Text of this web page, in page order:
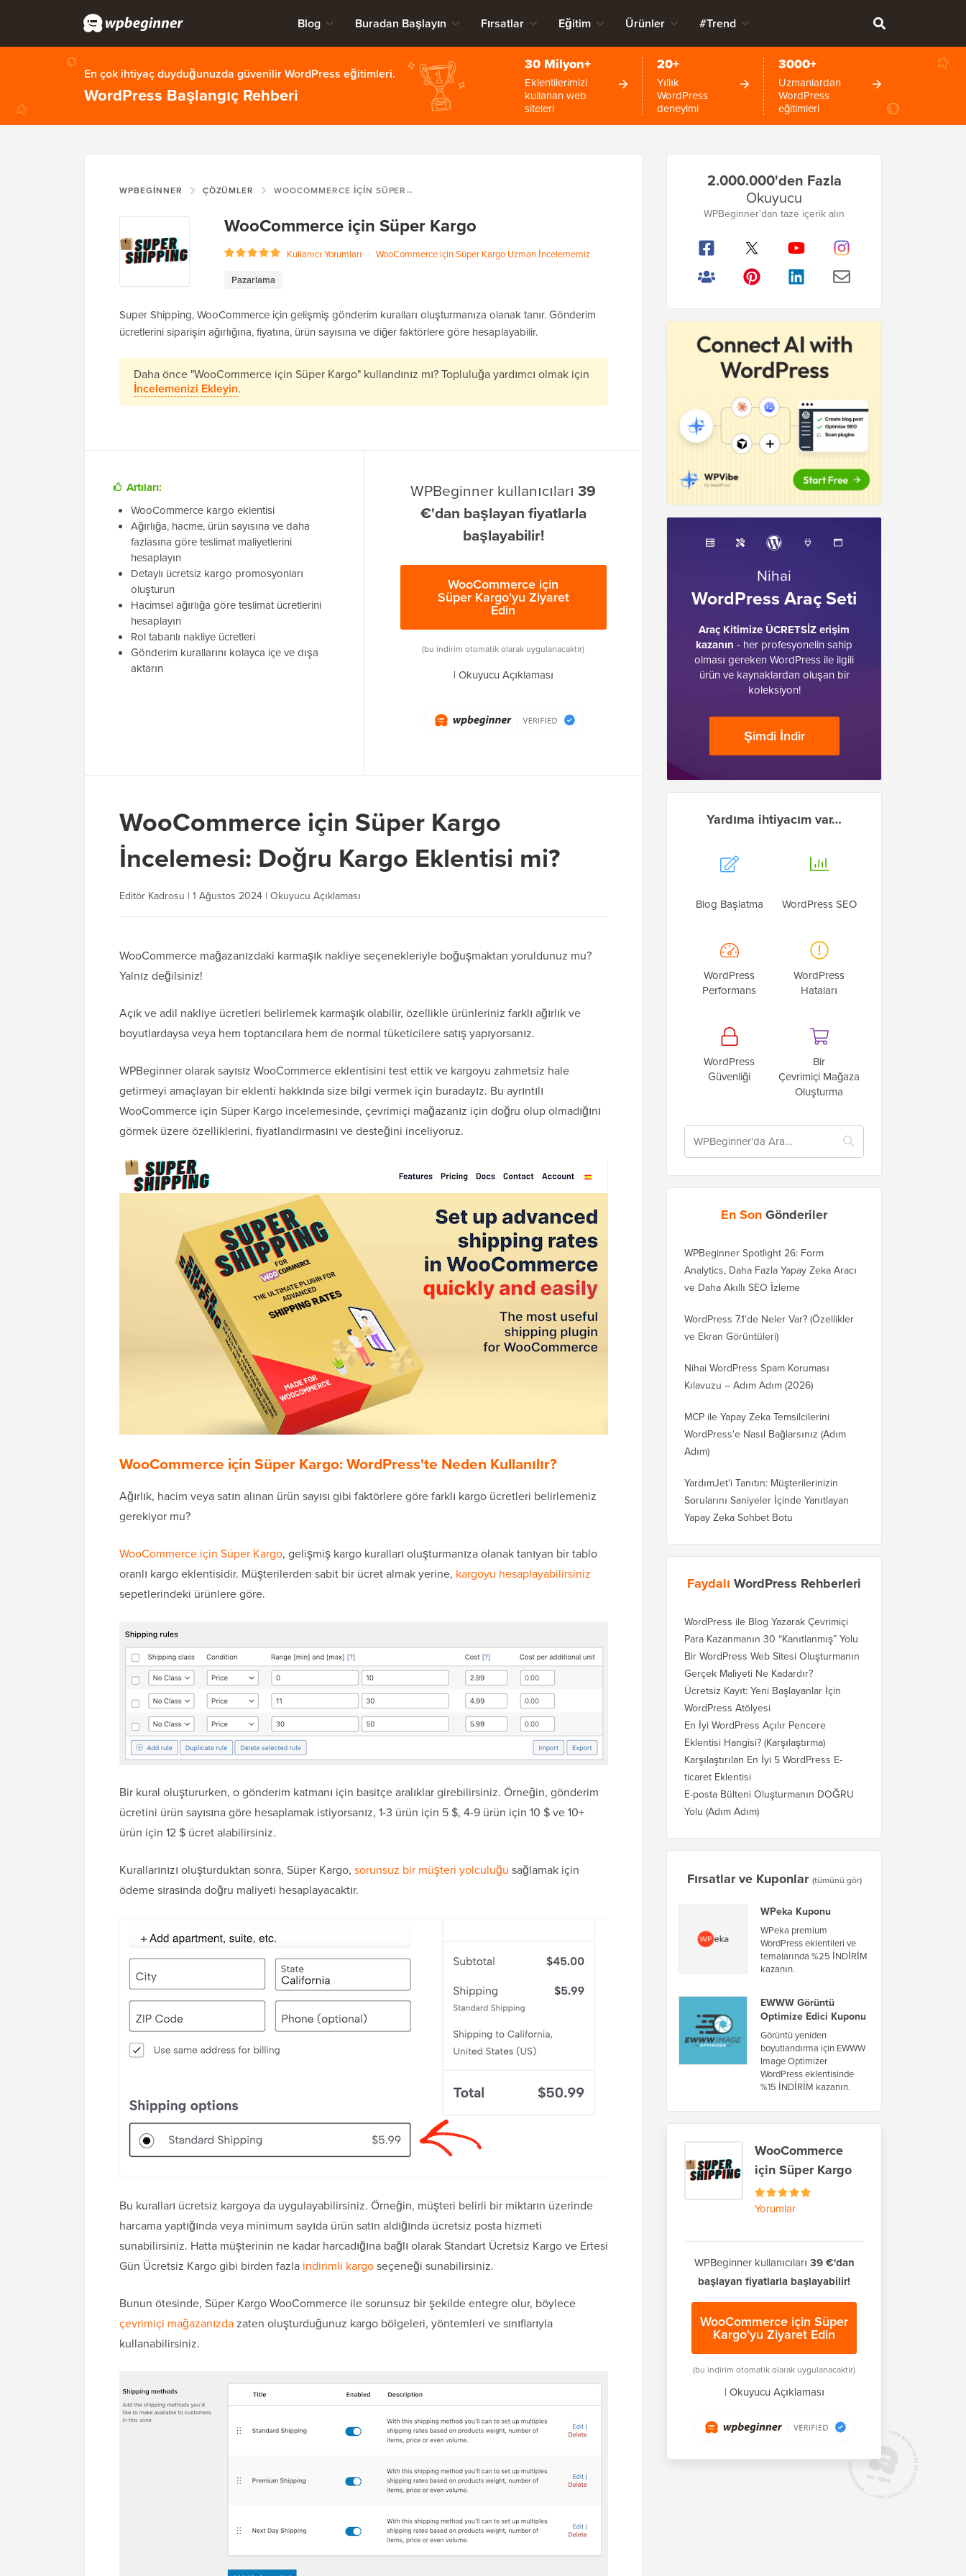
Blog Buradan Başlayın Fırsatlar Eğitim Ürünler #Trend
En çok ihtiyaç duyduğunuzda güvenilir WordPress eğitimleri.
WordPress Başlangıç Rehberi
30 Milyon+
Eklentilerimizi
kullanan web
siteleri
20+
Yıllık
WordPress
deneyimi
3000+
Uzmanlardan
WordPress
eğitimleri
WPBEGINNER ÇÖZÜMLER WOOCOMMERCE IÇIN SÜPER KARGO
WooCommerce için Süper Kargo
Kullanıcı Yorumları | WooCommerce için Süper Kargo Uzman İncelememiz
Pazarlama
Super Shipping, WooCommerce için gelişmiş gönderim kuralları oluşturmanıza olanak tanır. Gönderim
ücretlerini siparişin ağırlığına, fiyatına, ürün sayısına ve diğer faktörlere göre hesaplayabilir.
Daha önce "WooCommerce için Süper Kargo" kullandınız mı? Topluluğa yardımcı olmak için
İncelemenizi Ekleyin.
Artıları:
WooCommerce kargo eklentisi
Ağırlığa, hacme, ürün sayısına ve daha
fazlasına göre teslimat maliyetlerini
hesaplayın
Detaylı ücretsiz kargo promosyonları
oluşturun
Hacimsel ağırlığa göre teslimat ücretlerini
hesaplayın
Rol tabanlı nakliye ücretleri
Gönderim kurallarını kolayca içe ve dışa
aktarın
WPBeginner kullanıcıları39
€'dan başlayan fiyatlarla
başlayabilir!
WooCommerce için
Süper Kargo'yu Ziyaret
Edin
(bu indirim otomatik olarak uygulanacaktır)
| Okuyucu Açıklaması
WooCommerce için Süper Kargo
İncelemesi: Doğru Kargo Eklentisi mi?
Editör Kadrosu | 1 Ağustos 2024 | Okuyucu Açıklaması
WooCommerce mağazanızdaki karmaşık nakliye seçenekleriyle boğuşmaktan yoruldunuz mu?
Yalnız değilsiniz!
Açık ve adil nakliye ücretleri belirlemek karmaşık olabilir, özellikle ürünleriniz farklı ağırlık ve
boyutlardaysa veya hem toptancılara hem de normal tüketicilere satış yapıyorsanız.
WPBeginner olarak sayısız WooCommerce eklentisini test ettik ve kargoyu zahmetsiz hale
getirmeyi amaçlayan bir eklenti hakkında size bilgi vermek için buradayız. Bu ayrıntılı
WooCommerce için Süper Kargo incelemesinde, çevrimiçi mağazanız için doğru olup olmadığını
görmek üzere özelliklerini, fiyatlandırmasını ve desteğini inceliyoruz.
WooCommerce için Süper Kargo: WordPress'te Neden Kullanılır?
Ağırlık, hacim veya satın alınan ürün sayısı gibi faktörlere göre farklı kargo ücretleri belirlemeniz
gerekiyor mu?
WooCommerce için Süper Kargo, gelişmiş kargo kuralları oluşturmanıza olanak tanıyan bir tablo
oranlı kargo eklentisidir. Müşterilerden sabit bir ücret almak yerine, kargoyu hesaplayabilirsiniz
sepetlerindeki ürünlere göre.
Bir kural oluştururken, o gönderim katmanı için basitçe aralıklar girebilirsiniz. Örneğin, gönderim
ücretini ürün sayısına göre hesaplamak istiyorsanız, 1-3 ürün için 5 $, 4-9 ürün için 10 $ ve 10+
ürün için 12 $ ücret alabilirsiniz.
Kurallarınızı oluşturduktan sonra, Süper Kargo, sorunsuz bir müşteri yolculuğu sağlamak için
ödeme sırasında doğru maliyeti hesaplayacaktır.
Bu kuralları ücretsiz kargoya da uygulayabilirsiniz. Örneğin, müşteri belirli bir miktarın üzerinde
harcama yaptığında veya minimum sayıda ürün satın aldığında ücretsiz posta hizmeti
sunabilirsiniz. Hatta müşterinin ne kadar harcadığına bağlı olarak Standart Ücretsiz Kargo ve Ertesi
Gün Ücretsiz Kargo gibi birden fazla indirimli kargoseçeneği sunabilirsiniz.
Bunun ötesinde, Süper Kargo WooCommerce ile sorunsuz bir şekilde entegre olur, böylece
çevrimiçi mağazanızdazaten oluşturduğunuz kargo bölgeleri, yöntemleri ve sınıflarıyla
kullanabilirsiniz.
Kenar
Çubuğu
2.000.000'den Fazla
Okuyucu
WPBeginner'dan taze içerik alın
Nihai
WordPress Araç Seti
Araç Kitimize ÜCRETSİZ erişim
kazanın - her profesyonelin sahip
olması gereken WordPress ile ilgili
ürün ve kaynaklardan oluşan bir
koleksiyon!
Şimdi İndir
Yardıma ihtiyacım var…
Blog Başlatma WordPress SEO
WordPress
Performans
WordPress
Hataları
WordPress
Güvenliği
Bir
Çevrimiçi Mağaza
Oluşturma
En SonGönderiler
WPBeginner Spotlight 26: Form
Analytics, Daha Fazla Yapay Zeka Aracı
ve Daha Akıllı SEO İzleme
WordPress 7.1'de Neler Var? (Özellikler
ve Ekran Görüntüleri)
Nihai WordPress Spam Koruması
Kılavuzu – Adım Adım (2026)
MCP ile Yapay Zeka Temsilcilerini
WordPress'e Nasıl Bağlarsınız (Adım
Adım)
YardımJet'i Tanıtın: Müşterilerinizin
Sorularını Saniyeler İçinde Yanıtlayan
Yapay Zeka Sohbet Botu
Faydalı WordPress Rehberleri
WordPress ile Blog Yazarak Çevrimiçi
Para Kazanmanın 30 “Kanıtlanmış” Yolu
Bir WordPress Web Sitesi Oluşturmanın
Gerçek Maliyeti Ne Kadardır?
Ücretsiz Kayıt: Yeni Başlayanlar İçin
WordPress Atölyesi
En İyi WordPress Açılır Pencere
Eklentisi Hangisi? (Karşılaştırma)
Karşılaştırılan En İyi 5 WordPress E-
ticaret Eklentisi
E-posta Bülteni Oluşturmanın DOĞRU
Yolu (Adım Adım)
Fırsatlar ve Kuponlar (tümünü gör)
WPeka Kuponu
WPeka premium
WordPress eklentileri ve
temalarında %25 İNDİRİM
kazanın.
EWWW Görüntü
Optimize Edici Kuponu
Görüntü yeniden
boyutlandırma için EWWW
Image Optimizer
WordPress eklentisinde
%15 İNDİRİM kazanın.
WooCommerce
için Süper Kargo
Yorumlar
WPBeginner kullanıcıları 39 €'dan
başlayan fiyatlarla başlayabilir!
WooCommerce için Süper
Kargo'yu Ziyaret Edin
(bu indirim otomatik olarak uygulanacaktır)
| Okuyucu Açıklaması